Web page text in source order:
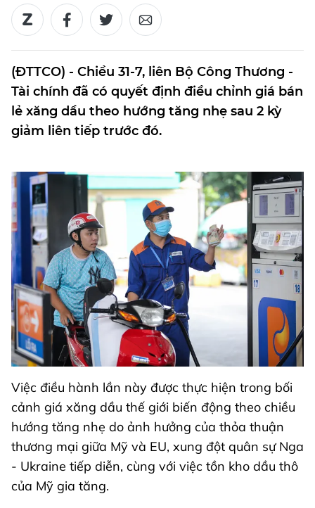
(ĐTTCO) - Chiều 31-7, liên Bộ Công Thương -
Tài chính đã có quyết định điều chỉnh giá bán
lẻ xăng dầu theo hướng tăng nhẹ sau 2 kỳ
giảm liên tiếp trước đó.
Việc điều hành lần này được thực hiện trong bối
cảnh giá xăng dầu thế giới biến động theo chiều
hướng tăng nhẹ do ảnh hưởng của thỏa thuận
thương mại giữa Mỹ và EU, xung đột quân sự Nga
- Ukraine tiếp diễn, cùng với việc tồn kho dầu thô
của Mỹ gia tăng.